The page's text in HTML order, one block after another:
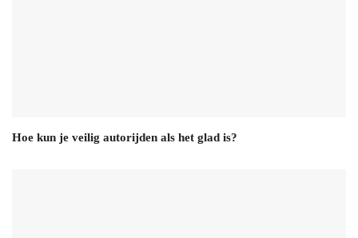
Hoe kun je veilig autorijden als het glad is?